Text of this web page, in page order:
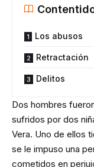
Los abusos
Retractación
Delitos
Dos hombres
sufridos por dos
Vera. Uno de ellos
se le impuso una
cometidos en